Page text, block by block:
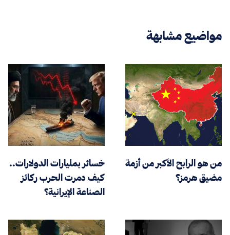
مواضيع مشابهة
من هو الرابح الأكبر من أزمة
مضيق هرمز؟
خسائر بمليارات الدولارات..
كيف دمرت الحرب ركائز
الصناعة الإيرانية؟